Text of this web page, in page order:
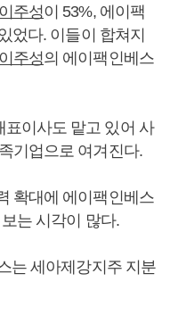
이주성이 53%, 에이팩
었다. 이들이 합쳐지
이주성의 에이팩인베스
표이사도 맡고 있어 사
기업으로 여겨진다.
확대에 에이팩인베스
는 시각이 많다.
는 세아제강지주 지분